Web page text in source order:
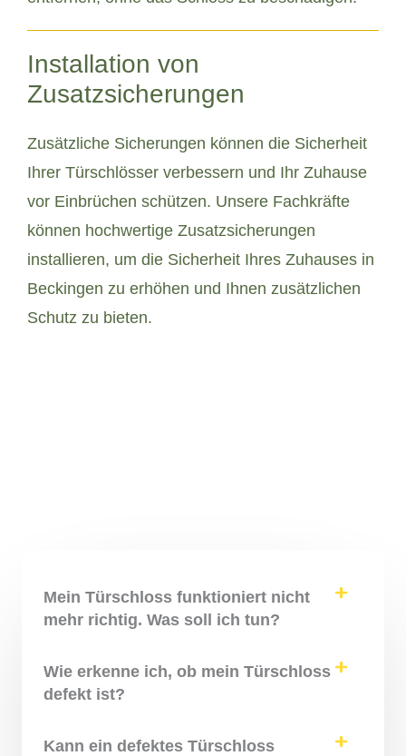
Installation von
Zusatzsicherungen
Zusätzliche Sicherungen können die Sicherheit
Ihrer Türschlösser verbessern und Ihr Zuhause
vor Einbrüchen schützen. Unsere Fachkräfte
können hochwertige Zusatzsicherungen
installieren, um die Sicherheit Ihres Zuhauses in
Beckingen zu erhöhen und Ihnen zusätzlichen
Schutz zu bieten.
Mein Türschloss funktioniert nicht
mehr richtig. Was soll ich tun?
Wie erkenne ich, ob mein Türschloss
defekt ist?
Kann ein defektes Türschloss